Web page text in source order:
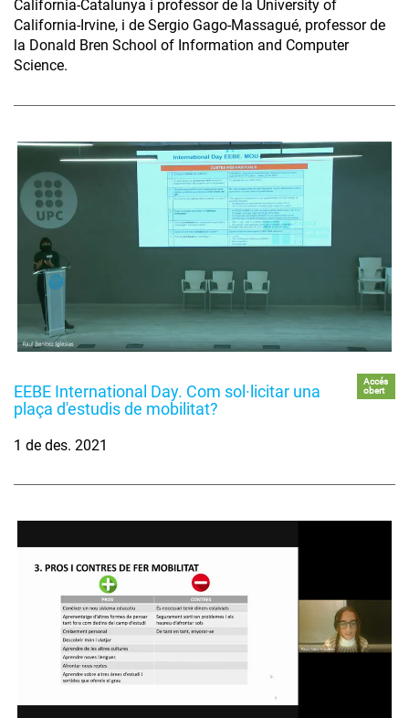
California-Catalunya i professor de la University of
California-Irvine, i de Sergio Gago-Massagué, professor de
la Donald Bren School of Information and Computer
Science.
EEBE International Day. Com sol·licitar una
plaça d'estudis de mobilitat?
Accés
obert
1 de des. 2021